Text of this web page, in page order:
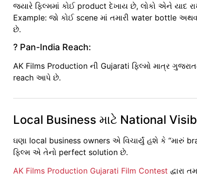
જ્યારે ફિલ્મમાં કોઈ product દેખાય છે, લોકો એને યાદ
Example: જો કોઈ scene માં તમારી water bottle
છે.
? Pan-India Reach:
AK Films Production ની Gujarati ફિલ્મો માત્ર
reach આપે છે.
Local Business માટે National
ઘણા local business owners એ વિચાર્યું હશે કે “મારું
ફિલ્મ એ તેનો perfect solution છે.
AK Films Production Gujarati Film Contest દ્વારા